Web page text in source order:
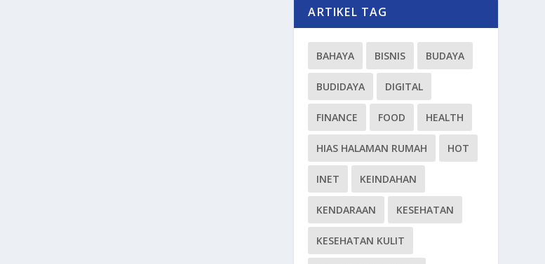
ARTIKEL TAG
BAHAYA BISNIS BUDAYA
BUDIDAYA DIGITAL
FINANCE FOOD HEALTH
HIAS HALAMAN RUMAH HOT
INET KEINDAHAN
KENDARAAN KESEHATAN
KESEHATAN KULIT